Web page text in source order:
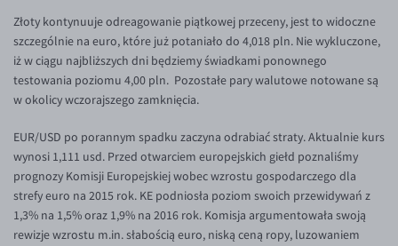
CNY/PLN
HKD/PLN
HUF/PLN
JPY/PLN
NZD/PLN
RON/PLN
SGD/PLN
FAQ
Konto i opłaty
Wymiana walut
Przelewy zagraniczne
Słowniczek
Złoty kontynuuje odreagowanie piątkowej przeceny, jest to widoczne
szczególnie na euro, które już potaniało do 4,018 pln. Nie wykluczone,
iż w ciągu najbliższych dni będziemy świadkami ponownego
testowania poziomu 4,00 pln. Pozostałe pary walutowe notowane są
w okolicy wczorajszego zamknięcia.
EUR/USD po porannym spadku zaczyna odrabiać straty. Aktualnie kurs
wynosi 1,111 usd. Przed otwarciem europejskich giełd poznaliśmy
prognozy Komisji Europejskiej wobec wzrostu gospodarczego dla
strefy euro na 2015 rok. KE podniosła poziom swoich przewidywań z
1,3% na 1,5% oraz 1,9% na 2016 rok. Komisja argumentowała swoją
rewizje wzrostu m.in. słabością euro, niską ceną ropy, luzowaniem